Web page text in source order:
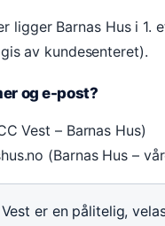
ligger Barnas Hus i 1.
av kundesenteret).
og e-post?
Vest – Barnas Hus)
(Barnas Hus –
Vest er en pålitelig,